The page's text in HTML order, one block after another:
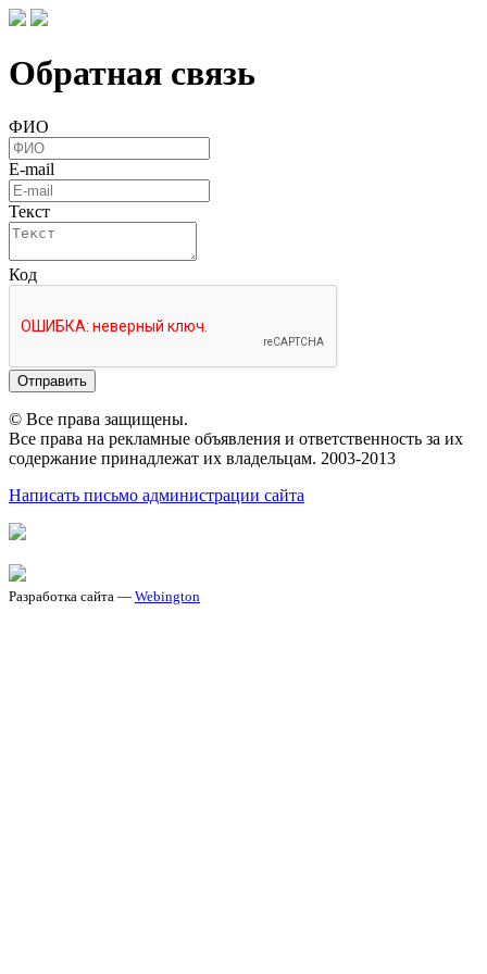
Обратная связь
ФИО
E-mail
Текст
Код
Отправить
© Все права защищены.
Все права на рекламные объявления и ответственность за их
содержание принадлежат их владельцам. 2003-2013
Написать письмо администрации сайта
Разработка сайта — Webington